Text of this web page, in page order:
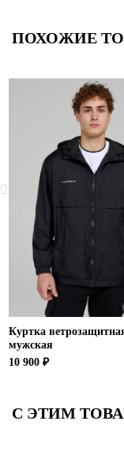
ПОХОЖИЕ
Куртка
мужская
10 900 ₽
С ЭТИМ